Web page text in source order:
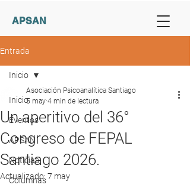
APSAN
Entrada
Inicio
Eventos
APSAN
Noticias
Columnas
Inicio
Un aperitivo del 36°
Congreso de FEPAL
Santiago 2026.
Asociación Psicoanalítica Santiago
5 may 4 min de lectura
Actualizado: 7 may